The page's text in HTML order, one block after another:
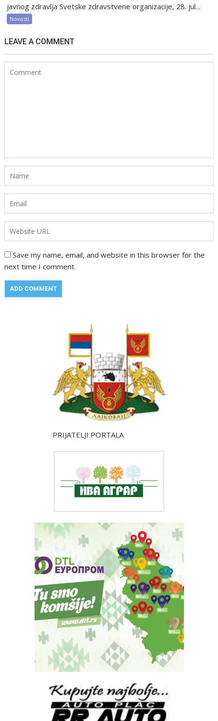
javnog zdravlja Svetske zdravstvene organizacije, 28. jul...
Novosti
LEAVE A COMMENT
Save my name, email, and website in this browser for the
next time I comment.
PRIJATELJI PORTALA